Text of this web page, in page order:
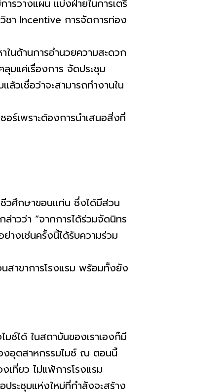
รวางแผน แบ่งฝ่ายในการเตรี
ชา Incentive การจัดการท่อง
ในด้านการอำนวยความสะดวก
ลุมแค่เรื่องการ จัดประชุม
ล้วเชื่อว่าจะสามารถทำงานใน
อร์เพราะต้องการนำเสนอสิ่งที่
วศึกษาขอนแก่น ซึ่งได้มีส่วน
าวว่า “จากการได้ร่วมจัดนิทร
างเช่นครั้งนี้ได้รับความร่วม
สาขาการโรงแรม พร้อมทั้งยัง
มซ์ได้ ในสถาบันของเราเองก็มี
งอุตสาหกรรมไมซ์ ณ ตอนนี้
เที่ยว ไม่แพ้การโรงแรม
ประชุมแห่งใหม่ที่กำลังจะสร้าง